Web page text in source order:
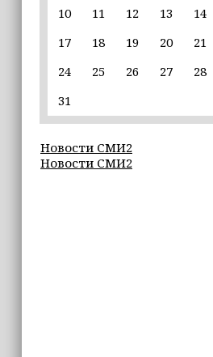
Силы ПВО сбили 75 БПЛА над
сутки
20:09
19:37
10
11 12 13 14
17
18 19 20 21
24
25 26 27 28
31
Новости СМИ2
Новости СМИ2